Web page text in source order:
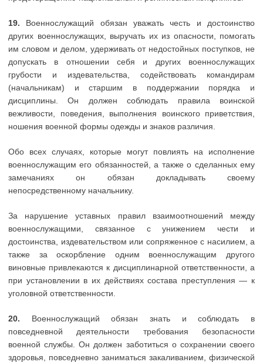
19. Военнослужащий обязан уважать честь и достоинство
других военнослужащих, выручать их из опасности, помогать
им словом и делом, удерживать от недостойных поступков, не
допускать в отношении себя и других военнослужащих
грубости и издевательства, содействовать командирам
(начальникам) и старшим в поддержании порядка и
дисциплины. Он должен соблюдать правила воинской
вежливости, поведения, выполнения воинского приветствия,
ношения военной формы одежды и знаков различия.
Обо всех случаях, которые могут повлиять на исполнение
военнослужащим его обязанностей, а также о сделанных ему
замечаниях он обязан докладывать своему
непосредственному начальнику.
За нарушение уставных правил взаимоотношений между
военнослужащими, связанное с унижением чести и
достоинства, издевательством или сопряженное с насилием, а
также за оскорбление одним военнослужащим другого
виновные привлекаются к дисциплинарной ответственности, а
при установлении в их действиях состава преступления — к
уголовной ответственности.
20. Военнослужащий обязан знать и соблюдать в
повседневной деятельности требования безопасности
военной службы. Он должен заботиться о сохранении своего
здоровья, повседневно заниматься закаливанием, физической